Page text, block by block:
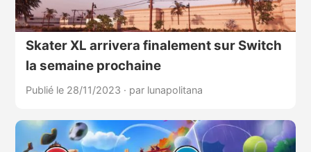
Skater XL arrivera finalement sur Switch
la semaine prochaine
Publié le 28/11/2023 · par lunapolitana